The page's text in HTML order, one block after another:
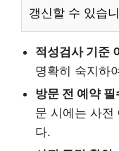
갱신할 수 있습
적성검사 기준
명확히 숙지하
방문 전 예약 필
문 시에는 사전
다.